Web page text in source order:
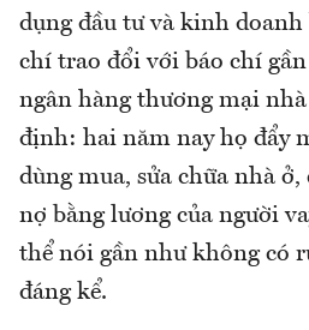
dụng đầu tư và kinh
chí trao đổi với báo chí
ngân hàng thương mại
định: hai năm nay họ đẩy
dùng mua, sửa chữa nhà
nợ bằng lương của người
thể nói gần như không có
đáng kể.